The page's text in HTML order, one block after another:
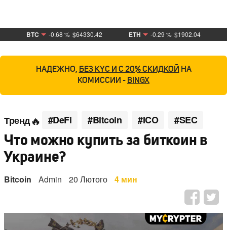
BTC -0.68 % $64330.42 ETH -0.29 % $1902.04
НАДЕЖНО, БЕЗ KYC И С 20% СКИДКОЙ НА
КОМИССИИ - BINGX
Тренд #DeFi #Bitcoin #ICO #SEC
Что можно купить за биткоин в
Украине?
Bitcoin Admin 20 Лютого 4 мин